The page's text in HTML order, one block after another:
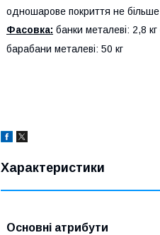
одношарове покриття не
Фасовка: банки металеві: 2,8
барабани металеві: 50 кг
Характеристики
Основні атрибути